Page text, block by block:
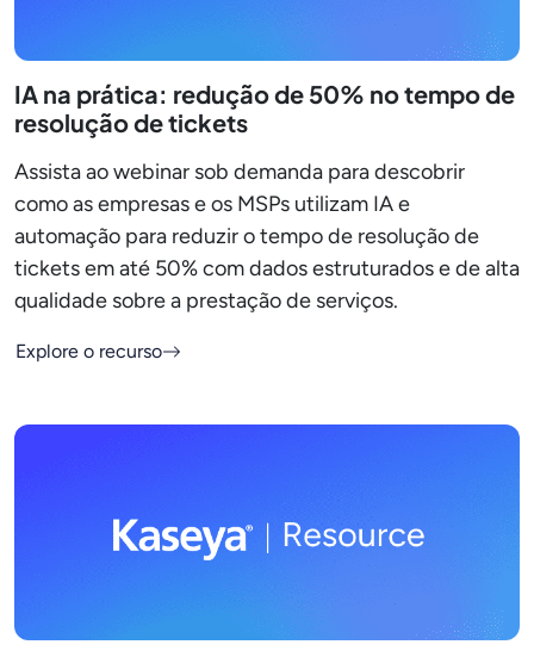
IA na prática: redução de 50% no tempo de
resolução de tickets
Assista ao webinar sob demanda para descobrir
como as empresas e os MSPs utilizam IA e
automação para reduzir o tempo de resolução de
tickets em até 50% com dados estruturados e de alta
qualidade sobre a prestação de serviços.
Explore o recurso